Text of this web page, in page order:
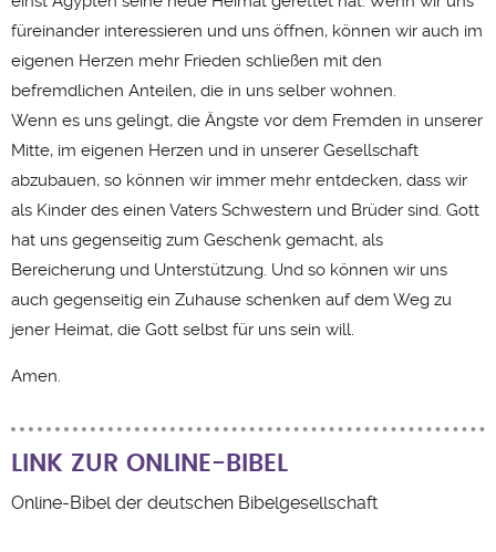
füreinander interessieren und uns öffnen, können wir auch im
eigenen Herzen mehr Frieden schließen mit den
befremdlichen Anteilen, die in uns selber wohnen.
Wenn es uns gelingt, die Ängste vor dem Fremden in unserer
Mitte, im eigenen Herzen und in unserer Gesellschaft
abzubauen, so können wir immer mehr entdecken, dass wir
als Kinder des einen Vaters Schwestern und Brüder sind. Gott
hat uns gegenseitig zum Geschenk gemacht, als
Bereicherung und Unterstützung. Und so können wir uns
auch gegenseitig ein Zuhause schenken auf dem Weg zu
jener Heimat, die Gott selbst für uns sein will.
Amen.
LINK ZUR ONLINE-BIBEL
Online-Bibel der deutschen Bibelgesellschaft